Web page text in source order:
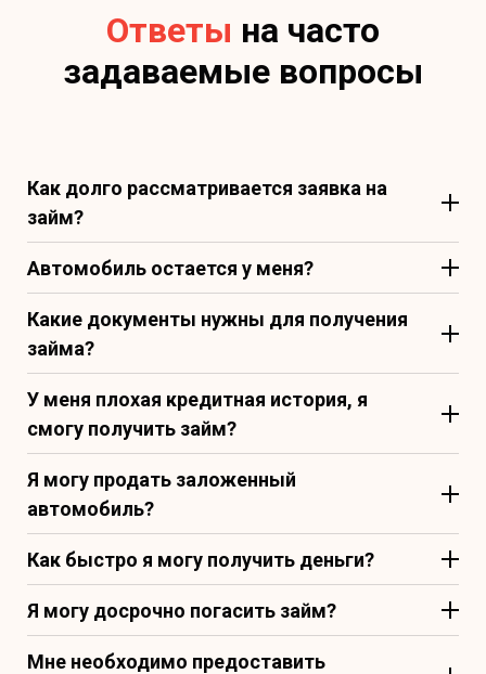
Ответы на часто
задаваемые вопросы
Как долго рассматривается заявка на
займ?
Автомобиль остается у меня?
Какие документы нужны для получения
займа?
У меня плохая кредитная история, я
смогу получить займ?
Я могу продать заложенный
автомобиль?
Как быстро я могу получить деньги?
Я могу досрочно погасить займ?
Мне необходимо предоставить